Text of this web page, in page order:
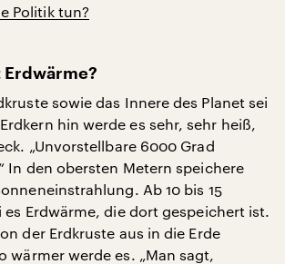
Politik tun?
Erdwärme?
sowie das Innere des Planet sei
hin werde es sehr, sehr heiß,
„Unvorstellbare 6000 Grad
In den obersten Metern speichere
Ab 10 bis 15
es Erdwärme, die dort gespeichert ist.
der Erdkruste aus in die Erde
wärmer werde es. „Man sagt,